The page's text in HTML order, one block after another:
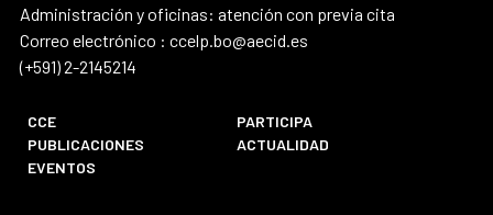
Administración y oficinas: atención con previa cita
Correo electrónico : ccelp.bo@aecid.es
(+591) 2-2145214
CCE
PARTICIPA
PUBLICACIONES
ACTUALIDAD
EVENTOS